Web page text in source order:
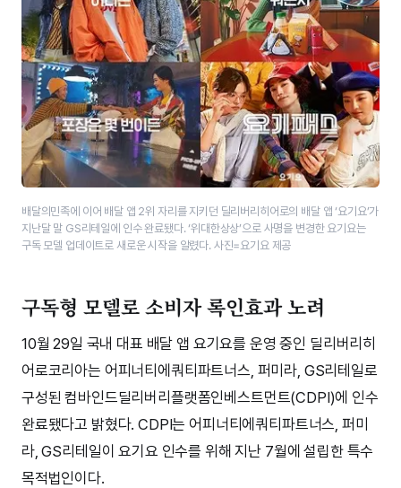
배달의민족에 이어 배달 앱 2위 자리를 지키던 딜리버리히어로의 배달 앱 ‘요기요’가
지난달 말 GS리테일에 인수 완료됐다. ‘위대한상상’​으로 사명을 변경한 요기요는
구독 모델 업데이트로 새로운 시작을 알렸다. 사진=요기요 제공
구독형 모델로 소비자 록인효과 노려
10월 29일 국내 대표 배달 앱 요기요를 운영 중인 딜리버리히
어로코리아는 어피너티에쿼티파트너스, 퍼미라, GS리테일로
구성된 컴바인드딜리버리플랫폼인베스트먼트(CDPI)에 인수
완료됐다고 밝혔다. CDPI는 어피너티에쿼티파트너스, 퍼미
라, GS리테일이 요기요 인수를 위해 지난 7월에 설립한 특수
목적법인이다.